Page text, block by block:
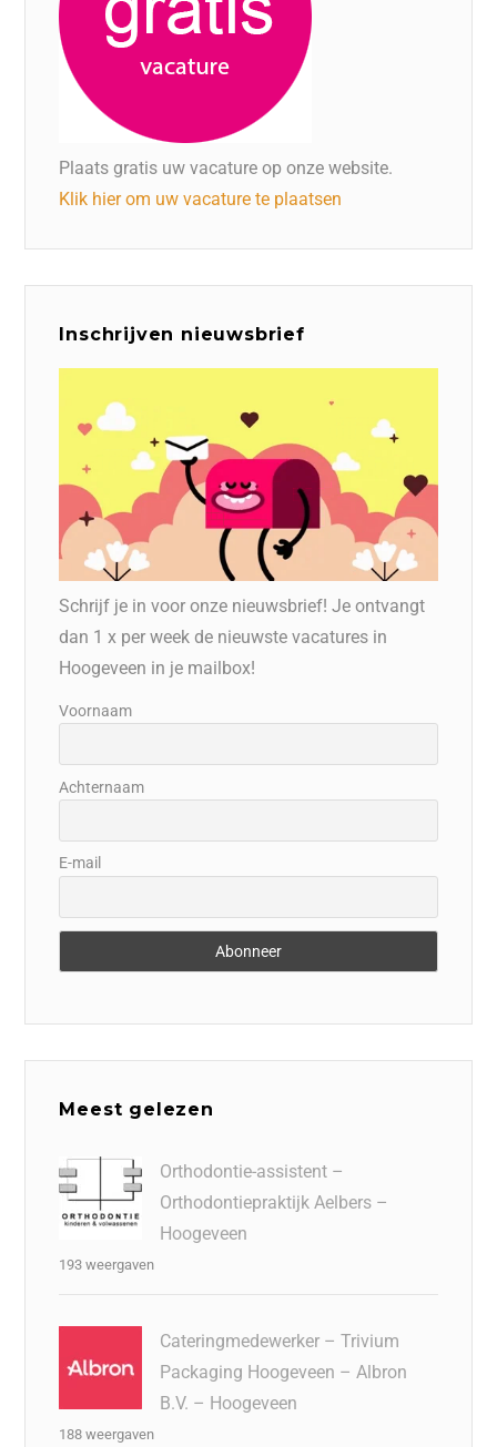
Plaats gratis uw vacature op onze website.
Klik hier om uw vacature te plaatsen
Inschrijven nieuwsbrief
Schrijf je in voor onze nieuwsbrief! Je ontvangt
dan 1 x per week de nieuwste vacatures in
Hoogeveen in je mailbox!
Voornaam
Achternaam
E-mail
Meest gelezen
Orthodontie-assistent –
Orthodontiepraktijk Aelbers –
Hoogeveen
193 weergaven
Cateringmedewerker – Trivium
Packaging Hoogeveen – Albron
B.V. – Hoogeveen
188 weergaven